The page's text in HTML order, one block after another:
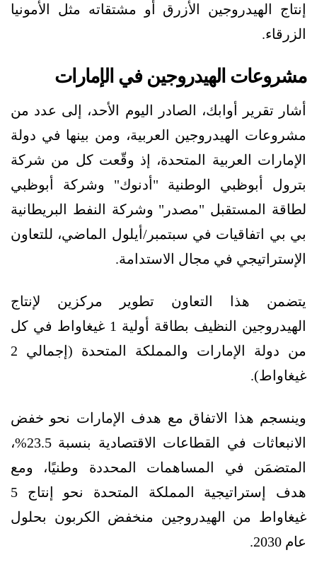
إنتاج الهيدروجين الأزرق أو مشتقاته مثل الأمونيا
الزرقاء.
مشروعات الهيدروجين في الإمارات
أشار تقرير أوابك، الصادر اليوم الأحد، إلى عدد من
مشروعات الهيدروجين العربية، ومن بينها في دولة
الإمارات العربية المتحدة، إذ وقّعت كل من شركة
بترول أبوظبي الوطنية "أدنوك" وشركة أبوظبي
لطاقة المستقبل "مصدر" وشركة النفط البريطانية
بي بي اتفاقيات في سبتمبر/أيلول الماضي، للتعاون
الإستراتيجي في مجال الاستدامة.
يتضمن هذا التعاون تطوير مركزين لإنتاج
الهيدروجين النظيف بطاقة أولية 1 غيغاواط في كل
من دولة الإمارات والمملكة المتحدة (إجمالي 2
غيغاواط).
وينسجم هذا الاتفاق مع هدف الإمارات نحو خفض
الانبعاثات في القطاعات الاقتصادية بنسبة 23.5%،
المتضمَن في المساهمات المحددة وطنيًا، ومع
هدف إستراتيجية المملكة المتحدة نحو إنتاج 5
غيغاواط من الهيدروجين منخفض الكربون بحلول
عام 2030.